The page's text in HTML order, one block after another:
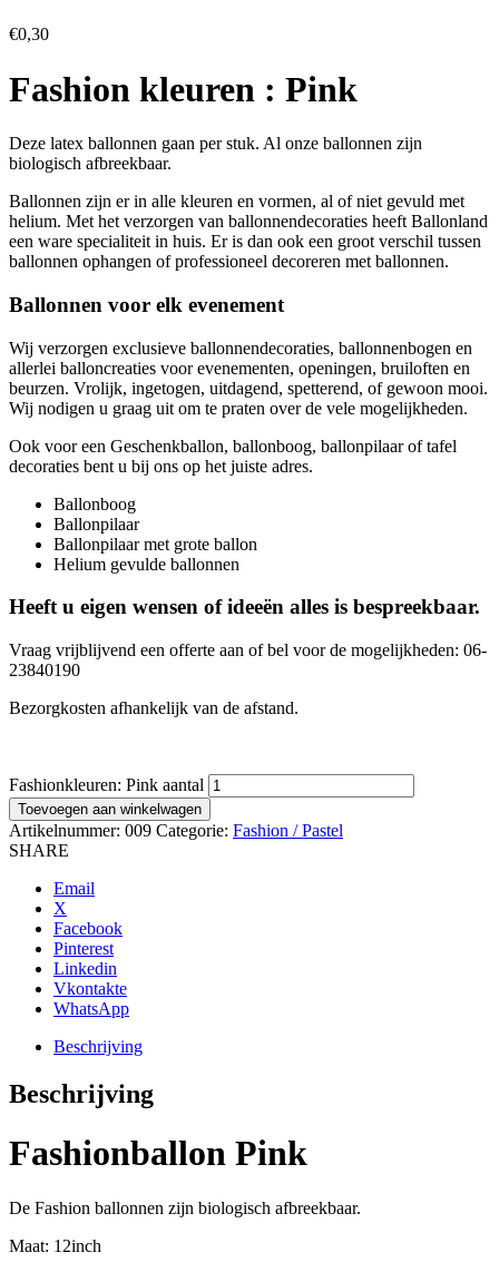
€0,30
Fashion kleuren : Pink
Deze latex ballonnen gaan per stuk. Al onze ballonnen zijn
biologisch afbreekbaar.
Ballonnen zijn er in alle kleuren en vormen, al of niet gevuld met
helium. Met het verzorgen van ballonnendecoraties heeft Ballonland
een ware specialiteit in huis. Er is dan ook een groot verschil tussen
ballonnen ophangen of professioneel decoreren met ballonnen.
Ballonnen voor elk evenement
Wij verzorgen exclusieve ballonnendecoraties, ballonnenbogen en
allerlei balloncreaties voor evenementen, openingen, bruiloften en
beurzen. Vrolijk, ingetogen, uitdagend, spetterend, of gewoon mooi.
Wij nodigen u graag uit om te praten over de vele mogelijkheden.
Ook voor een Geschenkballon, ballonboog, ballonpilaar of tafel
decoraties bent u bij ons op het juiste adres.
Ballonboog
Ballonpilaar
Ballonpilaar met grote ballon
Helium gevulde ballonnen
Heeft u eigen wensen of ideeën alles is bespreekbaar.
Vraag vrijblijvend een offerte aan of bel voor de mogelijkheden: 06-
23840190
Bezorgkosten afhankelijk van de afstand.
Fashionkleuren: Pink aantal
Toevoegen aan winkelwagen
Artikelnummer: 009 Categorie: Fashion / Pastel
SHARE
Email
X
Facebook
Pinterest
Linkedin
Vkontakte
WhatsApp
Beschrijving
Beschrijving
Fashionballon Pink
De Fashion ballonnen zijn biologisch afbreekbaar.
Maat: 12inch